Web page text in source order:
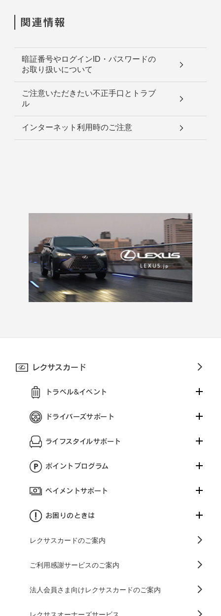
関連情報
暗証番号やログインID・パスワードの
お取り扱いについて
ご注意いただきたい不正手口とトラブ
ル
インターネット利用時のご注意
レクサスカード
トラベル&イベント
ドライバーズサポート
ライフスタイルサポート
ポイントプログラム
ペイメントサポート
お困りのときは
レクサスカードのご案内
ご利用感謝サービスのご案内
法人会員さま向けレクサスカードのご案内
レクサスオーナーズサービス